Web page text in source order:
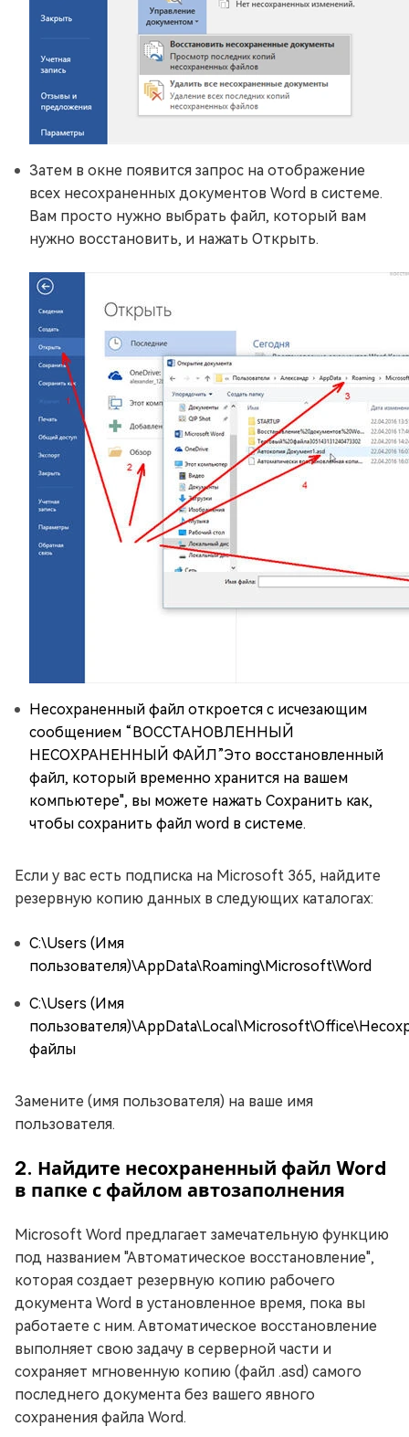
Затем в окне появится запрос на отображение
всех несохраненных документов Word в системе.
Вам просто нужно выбрать файл, который вам
нужно восстановить, и нажать Открыть.
Несохраненный файл откроется с исчезающим
сообщением “ВОССТАНОВЛЕННЫЙ
НЕСОХРАНЕННЫЙ ФАЙЛ”Это восстановленный
файл, который временно хранится на вашем
компьютере", вы можете нажать Сохранить как,
чтобы сохранить файл word в системе.
Если у вас есть подписка на Microsoft 365, найдите
резервную копию данных в следующих каталогах:
C:\Users (Имя
пользователя)\AppData\Roaming\Microsoft\Word
C:\Users (Имя
файлы
Замените (имя пользователя) на ваше имя
пользователя.
2. Найдите несохраненный файл Word
в папке с файлом автозаполнения
Microsoft Word предлагает замечательную функцию
под названием "Автоматическое восстановление",
которая создает резервную копию рабочего
документа Word в установленное время, пока вы
работаете с ним. Автоматическое восстановление
выполняет свою задачу в серверной части и
сохраняет мгновенную копию (файл .asd) самого
последнего документа без вашего явного
сохранения файла Word.